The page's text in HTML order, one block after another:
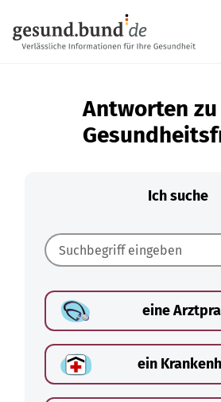
Antworten
Ich suche
eine
ein